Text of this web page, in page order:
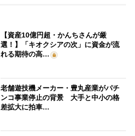
【資産10億円超・かんちさんが厳
選！】「キオクシアの次」に資金が流
れる期待の高…
老舗遊技機メーカー・豊丸産業がパチ
ンコ事業停止の背景 大手と中小の格
差拡大に拍車…